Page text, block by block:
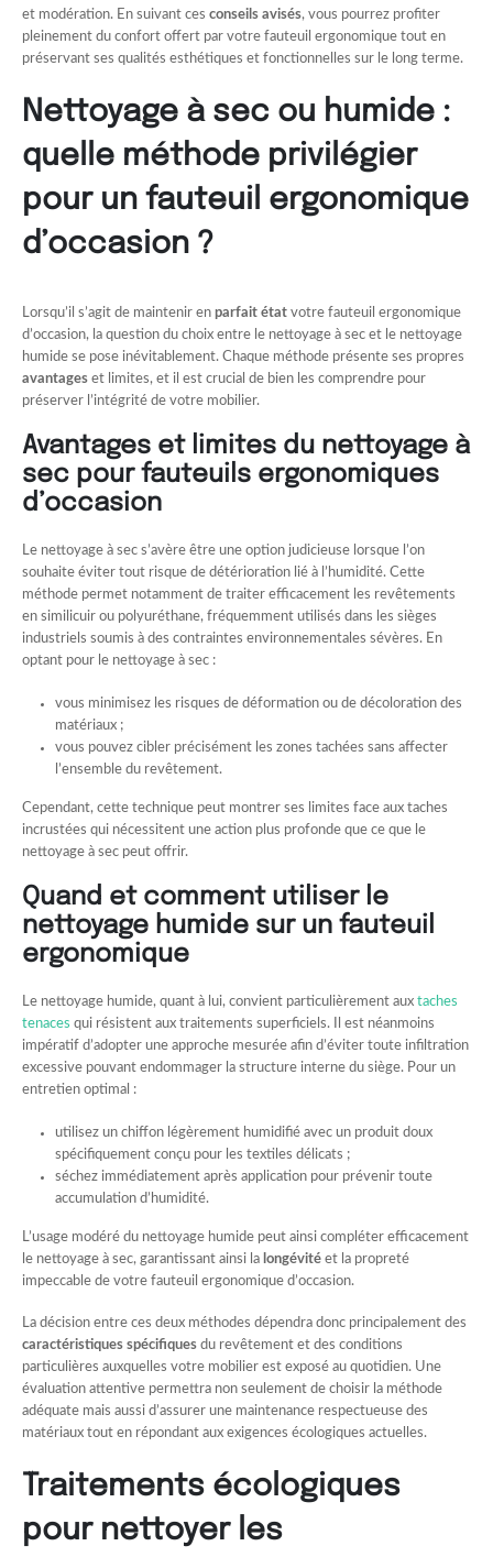
et modération. En suivant ces conseils avisés, vous pourrez profiter
pleinement du confort offert par votre fauteuil ergonomique tout en
préservant ses qualités esthétiques et fonctionnelles sur le long terme.
Nettoyage à sec ou humide :
quelle méthode privilégier
pour un fauteuil ergonomique
d’occasion ?
Lorsqu’il s’agit de maintenir en parfait état votre fauteuil ergonomique
d’occasion, la question du choix entre le nettoyage à sec et le nettoyage
humide se pose inévitablement. Chaque méthode présente ses propres
avantages et limites, et il est crucial de bien les comprendre pour
préserver l’intégrité de votre mobilier.
Avantages et limites du nettoyage à
sec pour fauteuils ergonomiques
d’occasion
Le nettoyage à sec s’avère être une option judicieuse lorsque l’on
souhaite éviter tout risque de détérioration lié à l’humidité. Cette
méthode permet notamment de traiter efficacement les revêtements
en similicuir ou polyuréthane, fréquemment utilisés dans les sièges
industriels soumis à des contraintes environnementales sévères. En
optant pour le nettoyage à sec :
vous minimisez les risques de déformation ou de décoloration des
matériaux ;
vous pouvez cibler précisément les zones tachées sans affecter
l’ensemble du revêtement.
Cependant, cette technique peut montrer ses limites face aux taches
incrustées qui nécessitent une action plus profonde que ce que le
nettoyage à sec peut offrir.
Quand et comment utiliser le
nettoyage humide sur un fauteuil
ergonomique
Le nettoyage humide, quant à lui, convient particulièrement aux taches
tenaces qui résistent aux traitements superficiels. Il est néanmoins
impératif d’adopter une approche mesurée afin d’éviter toute infiltration
excessive pouvant endommager la structure interne du siège. Pour un
entretien optimal :
utilisez un chiffon légèrement humidifié avec un produit doux
spécifiquement conçu pour les textiles délicats ;
séchez immédiatement après application pour prévenir toute
accumulation d’humidité.
L’usage modéré du nettoyage humide peut ainsi compléter efficacement
le nettoyage à sec, garantissant ainsi la longévité et la propreté
impeccable de votre fauteuil ergonomique d’occasion.
La décision entre ces deux méthodes dépendra donc principalement des
caractéristiques spécifiques du revêtement et des conditions
particulières auxquelles votre mobilier est exposé au quotidien. Une
évaluation attentive permettra non seulement de choisir la méthode
adéquate mais aussi d’assurer une maintenance respectueuse des
matériaux tout en répondant aux exigences écologiques actuelles.
Traitements écologiques
pour nettoyer les